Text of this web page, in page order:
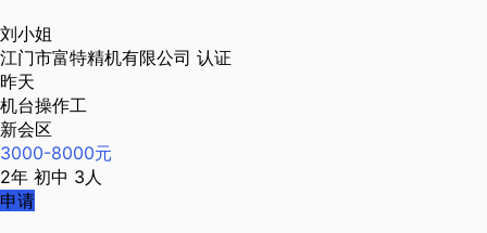
刘小姐
江门市富特精机有限公司 认证
昨天
机台操作工
新会区
3000-8000元
2年 初中 3人
申请